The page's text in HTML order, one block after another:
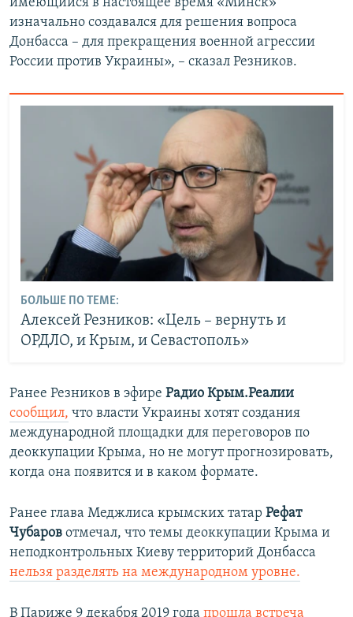
имеющийся в настоящее время «Минск»
изначально создавался для решения вопроса
Донбасса – для прекращения военной агрессии
России против Украины», – сказал Резников.
БОЛЬШЕ ПО ТЕМЕ:
Алексей Резников: «Цель – вернуть и
ОРДЛО, и Крым, и Севастополь»
Ранее Резников в эфире Радио Крым.Реалии
сообщил, что власти Украины хотят создания
международной площадки для переговоров по
деоккупации Крыма, но не могут прогнозировать,
когда она появится и в каком формате.
Ранее глава Меджлиса крымских татар Рефат
Чубаров отмечал, что темы деоккупации Крыма и
неподконтрольных Киеву территорий Донбасса
нельзя разделять на международном уровне.
В Париже 9 декабря 2019 года прошла встреча